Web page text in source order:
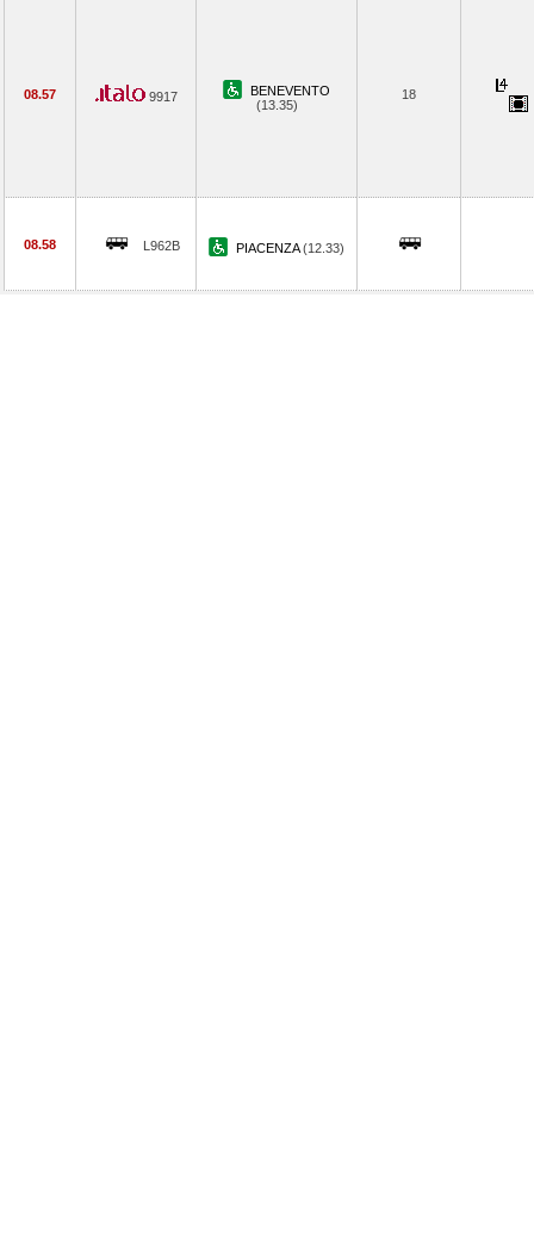
08.57 9917
BENEVENTO
(13.35)
18
08.58 L962B PIACENZA(12.33)